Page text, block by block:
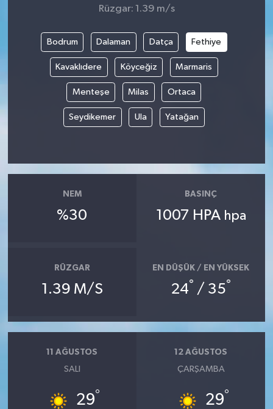
Rüzgar: 1.39 m/s
Bodrum Dalaman Datça Fethiye
Kavaklıdere Köyceğiz Marmaris
Menteşe Milas Ortaca
Seydikemer Ula Yatağan
NEM
%30
BASINÇ
1007 HPA hpa
RÜZGAR
1.39 M/S
EN DÜŞÜK / EN YÜKSEK
24° / 35°
11 AĞUSTOS
SALI
29°
12 AĞUSTOS
ÇARŞAMBA
29°
BİLİM&TEKNOLOJİ
BÖLGE
TÜRKİYE